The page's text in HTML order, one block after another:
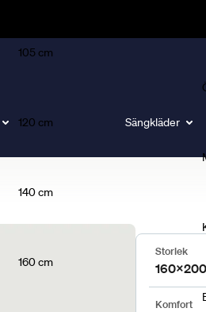
105 cm
120 cm
140 cm
160 cm
Sängkläder
Storlek
160x200
Komfort